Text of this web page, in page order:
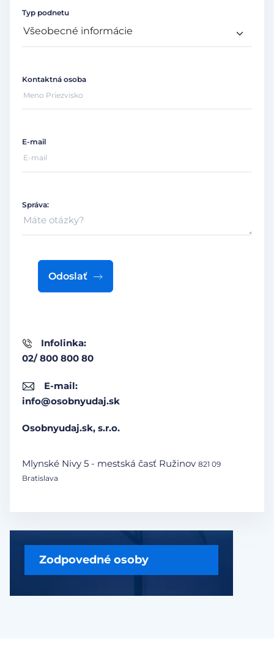
Zodpovedné osoby
Infolinka:
02/ 800 800 80
E-mail:
info@osobnyudaj.sk
Osobnyudaj.sk, s.r.o.
Mlynské Nivy 5 - mestská časť Ružinov 821 09
Bratislava
Typ podnetu
Kontaktná osoba
E-mail
Správa:
Odoslať